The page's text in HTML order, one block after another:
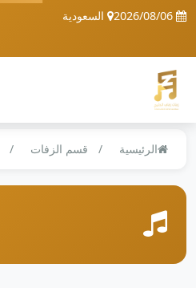
السعودية
الرئيسية قسم الزفات